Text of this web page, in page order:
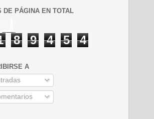
DE PÁGINA EN TOTAL
8 9 4 5 4
A